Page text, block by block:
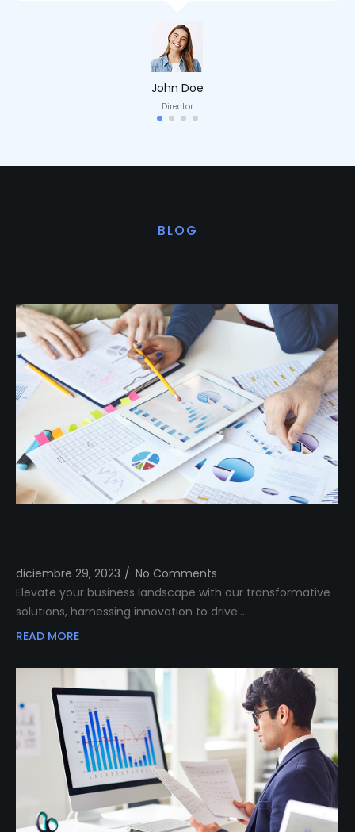
John Doe
Director
BLOG
diciembre 29, 2023 / No Comments
Elevate your business landscape with our transformative
solutions, harnessing innovation to drive…
READ MORE